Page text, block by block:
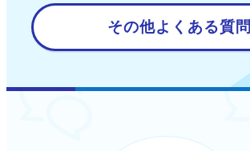
その他よくある質問